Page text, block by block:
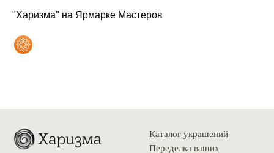
"Харизма" на Ярмарке Мастеров
Каталог украшений
Переделка ваших